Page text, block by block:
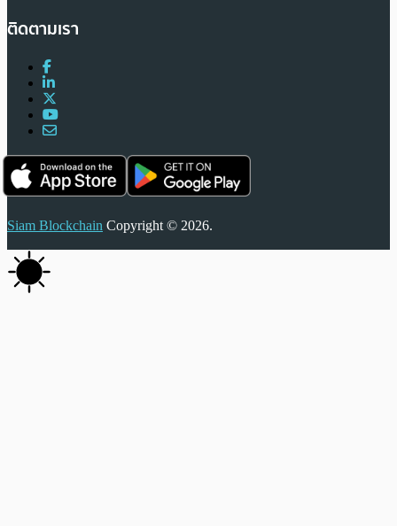
ติดตามเรา
Siam Blockchain Copyright © 2026.